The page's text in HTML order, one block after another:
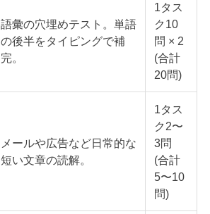
語彙の穴埋めテスト。単語
の後半をタイピングで補
完。
1タス
ク10
問 × 2
(合計
20問)
メールや広告など日常的な
短い文章の読解。
1タス
ク2〜
3問
(合計
5〜10
問)